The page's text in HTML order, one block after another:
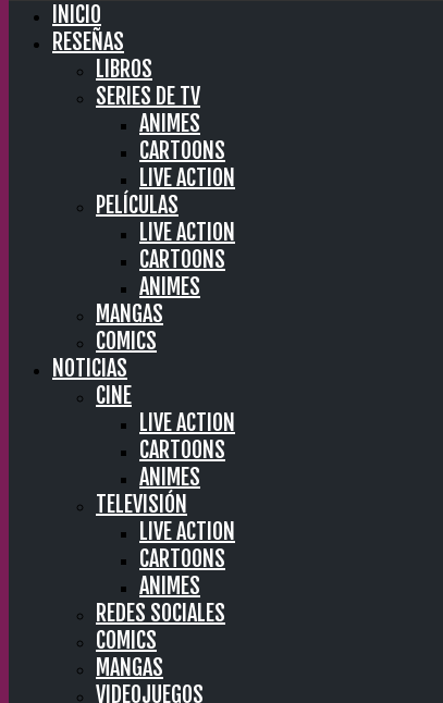
INICIO
RESEÑAS
LIBROS
SERIES DE TV
ANIMES
CARTOONS
LIVE ACTION
PELÍCULAS
LIVE ACTION
CARTOONS
ANIMES
MANGAS
COMICS
NOTICIAS
CINE
LIVE ACTION
CARTOONS
ANIMES
TELEVISIÓN
LIVE ACTION
CARTOONS
ANIMES
REDES SOCIALES
COMICS
MANGAS
VIDEOJUEGOS